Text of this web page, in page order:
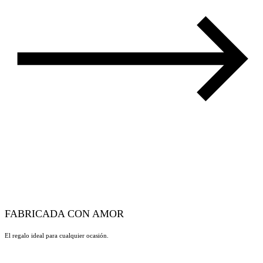
FABRICADA CON AMOR
El regalo ideal para cualquier ocasión.